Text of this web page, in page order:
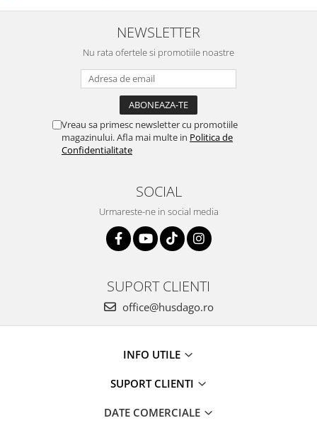
NEWSLETTER
Nu rata ofertele si promotiile noastre
Vreau sa primesc newsletter cu promotiile
magazinului. Afla mai multe in Politica de
Confidentialitate
SOCIAL
Urmareste-ne in social media
SUPORT CLIENTI
office@husdago.ro
INFO UTILE
SUPORT CLIENTI
DATE COMERCIALE